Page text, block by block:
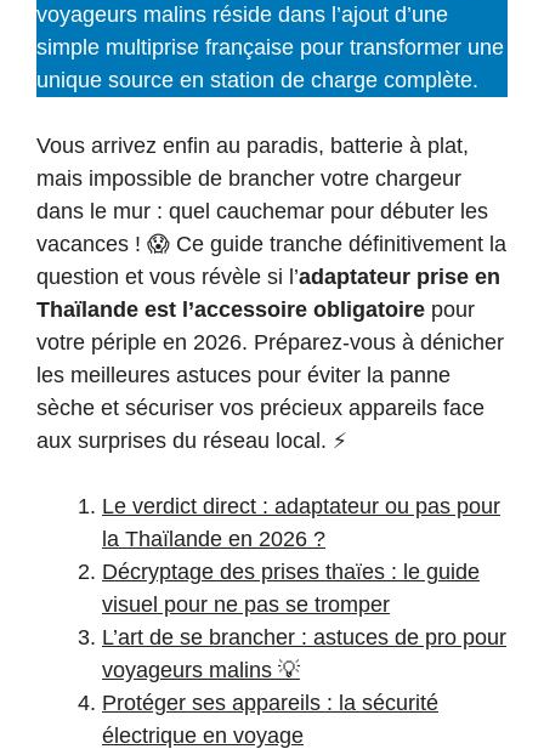
voyageurs malins réside dans l’ajout d’une
simple multiprise française pour transformer une
unique source en station de charge complète.
Vous arrivez enfin au paradis, batterie à plat,
mais impossible de brancher votre chargeur
dans le mur : quel cauchemar pour débuter les
vacances ! 😱 Ce guide tranche définitivement la
question et vous révèle si l’adaptateur prise en
Thaïlande est l’accessoire obligatoire pour
votre périple en 2026. Préparez-vous à dénicher
les meilleures astuces pour éviter la panne
sèche et sécuriser vos précieux appareils face
aux surprises du réseau local. ⚡
Le verdict direct : adaptateur ou pas pour
la Thaïlande en 2026 ?
Décryptage des prises thaïes : le guide
visuel pour ne pas se tromper
L’art de se brancher : astuces de pro pour
voyageurs malins 💡
Protéger ses appareils : la sécurité
électrique en voyage